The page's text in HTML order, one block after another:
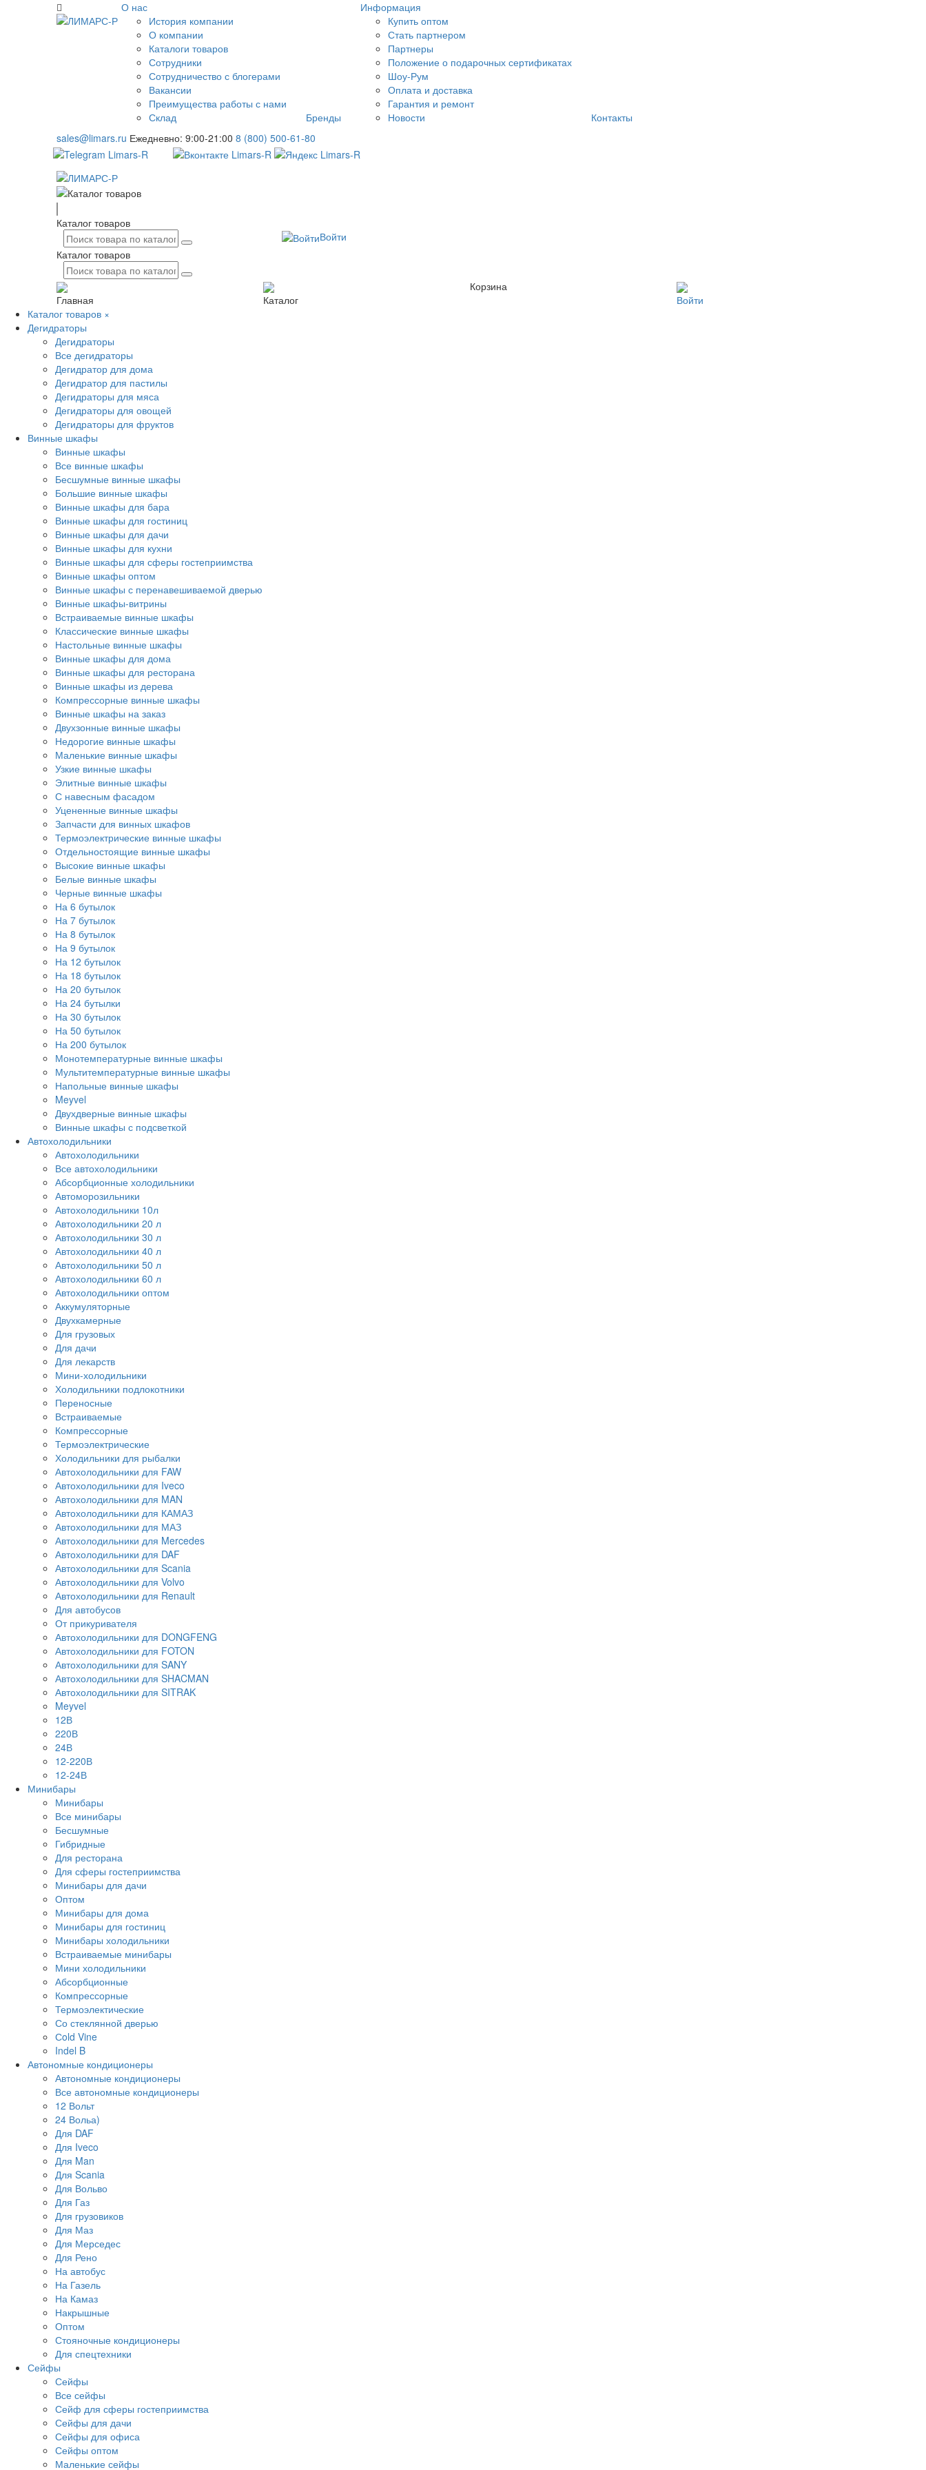
О нас
История компании
О компании
Каталоги товаров
Сотрудники
Сотрудничество с блогерами
Вакансии
Преимущества работы с нами
Склад
Бренды
Информация
Купить оптом
Стать партнером
Партнеры
Положение о подарочных сертификатах
Шоу-Рум
Оплата и доставка
Гарантия и ремонт
Новости
Контакты
sales@limars.ru Ежедневно: 9:00-21:00 8 (800) 500-61-80
Каталог товаров
Войти
Каталог товаров
Главная Каталог
Корзина
Войти
Каталог товаров ×
Дегидраторы
Дегидраторы
Все дегидраторы
Дегидратор для дома
Дегидратор для пастилы
Дегидраторы для мяса
Дегидраторы для овощей
Дегидраторы для фруктов
Винные шкафы
Винные шкафы
Все винные шкафы
Бесшумные винные шкафы
Большие винные шкафы
Винные шкафы для бара
Винные шкафы для гостиниц
Винные шкафы для дачи
Винные шкафы для кухни
Винные шкафы для сферы гостеприимства
Винные шкафы оптом
Винные шкафы с перенавешиваемой дверью
Винные шкафы-витрины
Встраиваемые винные шкафы
Классические винные шкафы
Настольные винные шкафы
Винные шкафы для дома
Винные шкафы для ресторана
Винные шкафы из дерева
Компрессорные винные шкафы
Винные шкафы на заказ
Двухзонные винные шкафы
Недорогие винные шкафы
Маленькие винные шкафы
Узкие винные шкафы
Элитные винные шкафы
С навесным фасадом
Уцененные винные шкафы
Запчасти для винных шкафов
Термоэлектрические винные шкафы
Отдельностоящие винные шкафы
Высокие винные шкафы
Белые винные шкафы
Черные винные шкафы
На 6 бутылок
На 7 бутылок
На 8 бутылок
На 9 бутылок
На 12 бутылок
На 18 бутылок
На 20 бутылок
На 24 бутылки
На 30 бутылок
На 50 бутылок
На 200 бутылок
Монотемпературные винные шкафы
Мультитемпературные винные шкафы
Напольные винные шкафы
Meyvel
Двухдверные винные шкафы
Винные шкафы с подсветкой
Автохолодильники
Автохолодильники
Все автохолодильники
Абсорбционные холодильники
Автоморозильники
Автохолодильники 10л
Автохолодильники 20 л
Автохолодильники 30 л
Автохолодильники 40 л
Автохолодильники 50 л
Автохолодильники 60 л
Автохолодильники оптом
Аккумуляторные
Двухкамерные
Для грузовых
Для дачи
Для лекарств
Мини-холодильники
Холодильники подлокотники
Переносные
Встраиваемые
Компрессорные
Термоэлектрические
Холодильники для рыбалки
Автохолодильники для FAW
Автохолодильники для Iveco
Автохолодильники для MAN
Автохолодильники для КАМАЗ
Автохолодильники для МАЗ
Автохолодильники для Mercedes
Автохолодильники для DAF
Автохолодильники для Scania
Автохолодильники для Volvo
Автохолодильники для Renault
Для автобусов
От прикуривателя
Автохолодильники для DONGFENG
Автохолодильники для FOTON
Автохолодильники для SANY
Автохолодильники для SHACMAN
Автохолодильники для SITRAK
Meyvel
12В
220В
24В
12-220В
12-24В
Минибары
Минибары
Все минибары
Бесшумные
Гибридные
Для ресторана
Для сферы гостеприимства
Минибары для дачи
Оптом
Минибары для дома
Минибары для гостиниц
Минибары холодильники
Встраиваемые минибары
Мини холодильники
Абсорбционные
Компрессорные
Термоэлектические
Со стеклянной дверью
Сold Vine
Indel B
Автономные кондиционеры
Автономные кондиционеры
Все автономные кондиционеры
12 Вольт
24 Вольа)
Для DAF
Для Iveco
Для Man
Для Scania
Для Вольво
Для Газ
Для грузовиков
Для Маз
Для Мерседес
Для Рено
На автобус
На Газель
На Камаз
Накрышные
Оптом
Стояночные кондиционеры
Для спецтехники
Сейфы
Сейфы
Все сейфы
Сейф для сферы гостеприимства
Сейфы для дачи
Сейфы для офиса
Сейфы оптом
Маленькие сейфы